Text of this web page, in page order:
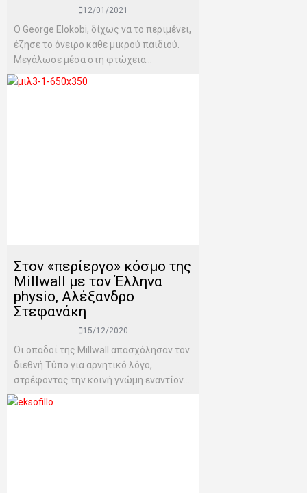
12/01/2021
Ο George Elokobi, δίχως να το περιμένει,
έζησε το όνειρο κάθε μικρού παιδιού.
Μεγάλωσε μέσα στη φτώχεια...
Στον «περίεργο» κόσμο της
Millwall με τον Έλληνα
physio, Αλέξανδρο
Στεφανάκη
15/12/2020
Οι οπαδοί της Millwall απασχόλησαν τον
διεθνή Τύπο για αρνητικό λόγο,
στρέφοντας την κοινή γνώμη εναντίον...